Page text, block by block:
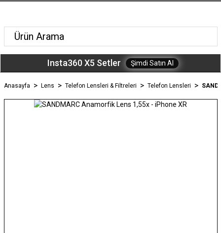
Insta360 X5 Setler Şimdi Satın Al
Anasayfa Lens Telefon Lensleri & Filtreleri Telefon Lensleri